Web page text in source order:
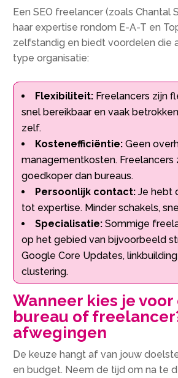
Een SEO freelancer (zoals Chantal
haar expertise rondom E-A-T en
zelfstandig en biedt voordelen die
type organisatie:
Flexibiliteit: Freelancers zijn
snel bereikbaar en vaak
zelf.​
Kostenefficiëntie: Geen
managementkosten.​ Freelancers
goedkoper dan bureaus.​
Persoonlijk contact: Je hebt
tot expertise.​ Minder schakels,
Specialisatie: Sommige
op het gebied van bijvoorbeeld
Google Core Updates,
clustering.​
Wanneer kies je voor
bureau of
afwegingen
De keuze hangt af van jouw
en budget.​ Neem de tijd om na te